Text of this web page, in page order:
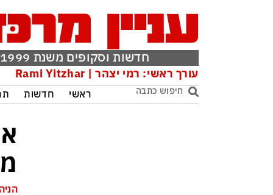
חדשות וסקופים משנת 1999
עורך ראשי: רמי יצהר | Rami Yitzhar
ראשי חדשות